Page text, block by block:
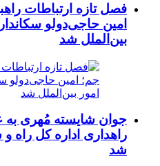
فصل تازه ارتباطات
امین حاجی‌دولو
بین‌الملل شد
جوان شایسته مُهری
راهداری اداره کل
شد